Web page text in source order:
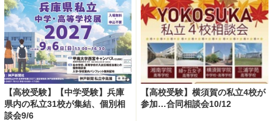
【高校受験】【中学受験】兵庫
県内の私立31校が集結、個別相
談会9/6
【高校受験】横須賀の私立4校が
参加…合同相談会10/12